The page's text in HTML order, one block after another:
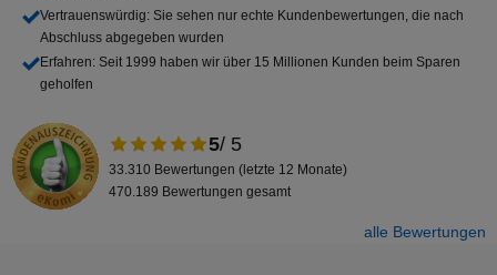
Vertrauenswürdig: Sie sehen nur echte Kundenbewertungen, die nach
Abschluss abgegeben wurden
Erfahren: Seit 1999 haben wir über 15 Millionen Kunden beim Sparen
geholfen
5/ 5
33.310 Bewertungen (letzte 12 Monate)
470.189 Bewertungen gesamt
alle Bewertungen